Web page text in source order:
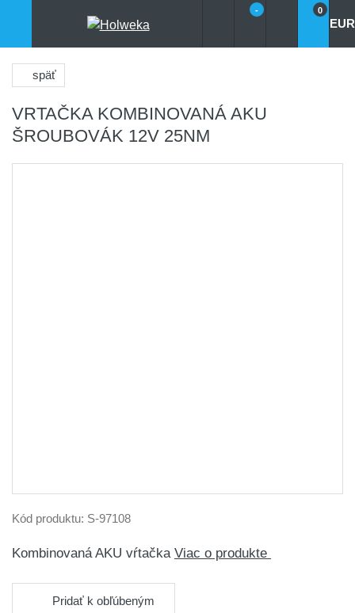
- 0
EUR
späť
VRTAČKA KOMBINOVANÁ AKU
ŠROUBOVÁK 12V 25NM
Kód produktu: S-97108
Kombinovaná AKU vŕtačka Viac o produkte
Pridať k obľúbeným